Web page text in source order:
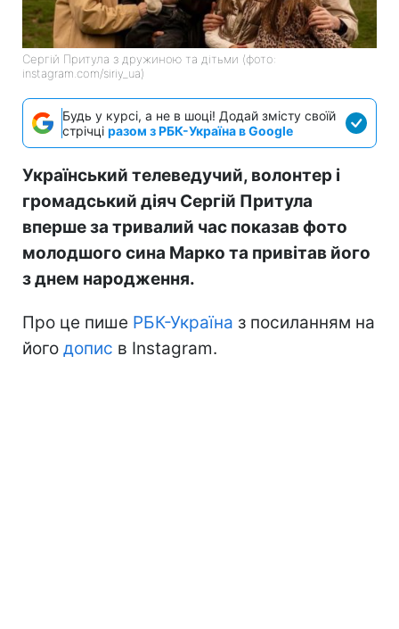
Сергій Притула з дружиною та дітьми (фото:
instagram.com/siriy_ua)
Будь у курсі, а не в шоці! Додай змісту своїй
стрічці разом з РБК-Україна в Google
Український телеведучий, волонтер і
громадський діяч Сергій Притула
вперше за тривалий час показав фото
молодшого сина Марко та привітав його
з днем народження.
Про це пише РБК-Україна з посиланням на
його допис в Instagram.